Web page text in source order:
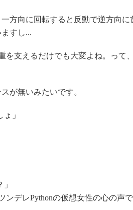
方向に回転すると反動で逆方向に
すし...
を支えるだけでも大変よね。って
が無いみたいです。
」
デレPythonの仮想女性の心の声で